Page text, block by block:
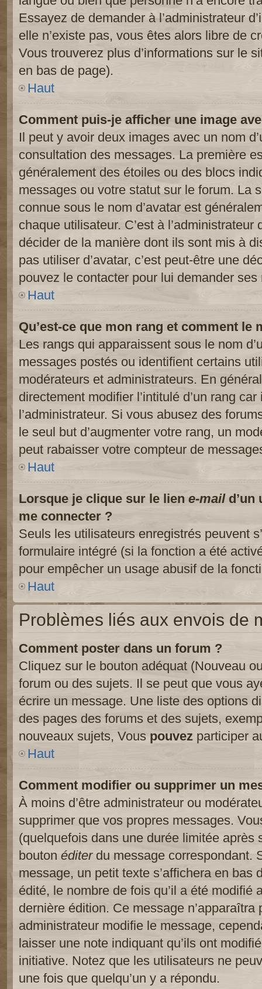
Essayez de demander à l’administrateur
elle n’existe pas, vous êtes alors libre de
Vous trouverez plus d’informations sur le
en bas de page).
Haut
Comment puis-je afficher une image
Il peut y avoir deux images avec un nom
consultation des messages. La première
généralement des étoiles ou des blocs
messages ou votre statut sur le forum. La
connue sous le nom d’avatar est
chaque utilisateur. C’est à l’administrateur
décider de la manière dont ils sont mis à
pas utiliser d’avatar, c’est peut-être une
pouvez le contacter pour lui demander ses
Haut
Qu’est-ce que mon rang et comment le
Les rangs qui apparaissent sous le nom
messages postés ou identifient certains
modérateurs et administrateurs. En
directement modifier l’intitulé d’un rang
l’administrateur. Si vous abusez des
le seul but d’augmenter votre rang, un
peut rabaisser votre compteur de
Haut
Lorsque je clique sur le lien e-maild’un
me connecter ?
Seuls les utilisateurs enregistrés peuvent
formulaire intégré (si la fonction a été
pour empêcher un usage abusif de la
Haut
Problèmes liés aux envois de
Comment poster dans un forum ?
Cliquez sur le bouton adéquat (Nouveau
forum ou des sujets. Il se peut que vous
écrire un message. Une liste des options
des pages des forums et des sujets,
nouveaux sujets, Vous pouvez participer
Haut
Comment modifier ou supprimer un
À moins d’être administrateur ou
supprimer que vos propres messages.
(quelquefois dans une durée limitée après
bouton éditerdu message correspondant.
message, un petit texte s’affichera en bas
édité, le nombre de fois qu’il a été modifié
dernière édition. Ce message
administrateur modifie le message,
laisser une note indiquant qu’ils ont
initiative. Notez que les utilisateurs ne
une fois que quelqu’un y a répondu.